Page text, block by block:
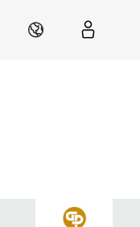
DE